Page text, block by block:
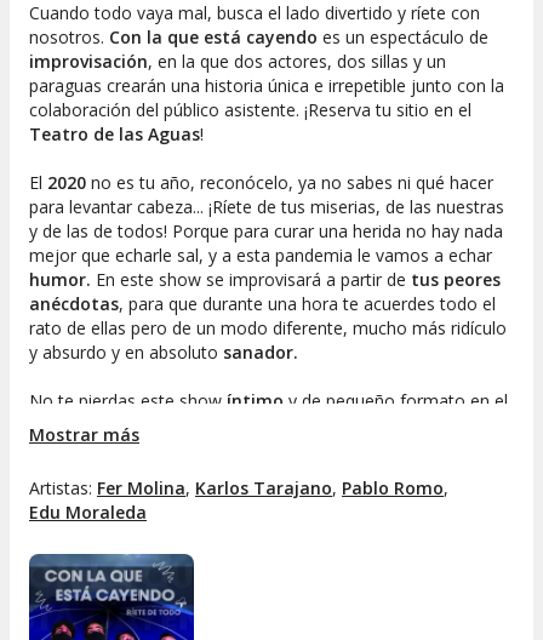
Cuando todo vaya mal, busca el lado divertido y ríete con
nosotros. ​ Con la que está cayendo es un espectáculo de
improvisación, en la que dos actores, dos sillas y un
paraguas crearán una historia única e irrepetible junto con la
colaboración del público asistente. ¡Reserva tu sitio en el
Teatro de las Aguas!
El 2020 no es tu año, reconócelo, ya no sabes ni qué hacer
para levantar cabeza... ¡Ríete de tus miserias, de las nuestras
y de las de todos! Porque para curar una herida no hay nada
mejor que echarle sal, y a esta pandemia le vamos a echar
humor. En este show se improvisará a partir de tus peores
anécdotas, para que durante una hora te acuerdes todo el
rato de ellas pero de un modo diferente, mucho más ridículo
y absurdo y en absoluto sanador.
No te pierdas este show íntimo y de pequeño formato en el
que la cercanía con el público hará que surja una gran
complicidad entre éste y los actores donde todo puede
pandemia mundial mediante el humor? Sea como sea,
saldrás del espectáculo diciendo:
Mostrar más
Artistas: Fer Molina, Karlos Tarajano, Pablo Romo,
Edu Moraleda